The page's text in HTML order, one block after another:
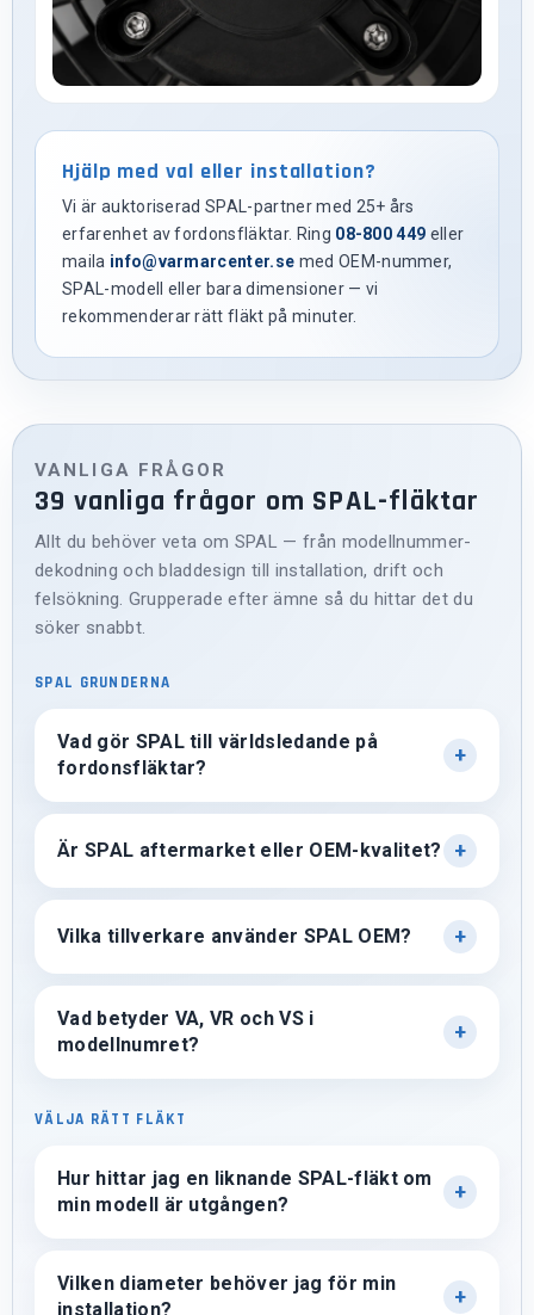
Hjälp med val eller installation?
Vi är auktoriserad SPAL-partner med 25+ års
erfarenhet av fordonsfläktar. Ring 08-800 449 eller
maila info@varmarcenter.se med OEM-nummer,
SPAL-modell eller bara dimensioner — vi
rekommenderar rätt fläkt på minuter.
VANLIGA FRÅGOR
39 vanliga frågor om SPAL-fläktar
Allt du behöver veta om SPAL — från modellnummer-
dekodning och bladdesign till installation, drift och
felsökning. Grupperade efter ämne så du hittar det du
söker snabbt.
SPAL GRUNDERNA
Vad gör SPAL till världsledande på
fordonsfläktar?
Är SPAL aftermarket eller OEM-kvalitet?
Vilka tillverkare använder SPAL OEM?
Vad betyder VA, VR och VS i
modellnumret?
VÄLJA RÄTT FLÄKT
Hur hittar jag en liknande SPAL-fläkt om
min modell är utgången?
Vilken diameter behöver jag för min
installation?